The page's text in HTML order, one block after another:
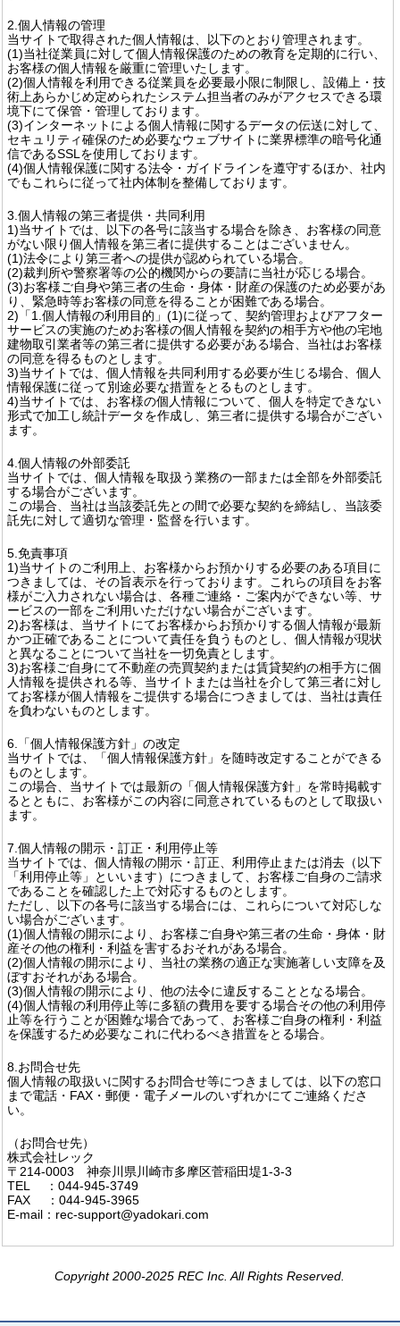
2.個人情報の管理
当サイトで取得された個人情報は、以下のとおり管理されます。
(1)当社従業員に対して個人情報保護のための教育を定期的に行い、
お客様の個人情報を厳重に管理いたします。
(2)個人情報を利用できる従業員を必要最小限に制限し、設備上・技
術上あらかじめ定められたシステム担当者のみがアクセスできる環
境下にて保管・管理しております。
(3)インターネットによる個人情報に関するデータの伝送に対して、
セキュリティ確保のため必要なウェブサイトに業界標準の暗号化通
信であるSSLを使用しております。
(4)個人情報保護に関する法令・ガイドラインを遵守するほか、社内
でもこれらに従って社内体制を整備しております。
3.個人情報の第三者提供・共同利用
1)当サイトでは、以下の各号に該当する場合を除き、お客様の同意
がない限り個人情報を第三者に提供することはございません。
(1)法令により第三者への提供が認められている場合。
(2)裁判所や警察署等の公的機関からの要請に当社が応じる場合。
(3)お客様ご自身や第三者の生命・身体・財産の保護のため必要があ
り、緊急時等お客様の同意を得ることが困難である場合。
2)「1.個人情報の利用目的」(1)に従って、契約管理およびアフター
サービスの実施のためお客様の個人情報を契約の相手方や他の宅地
建物取引業者等の第三者に提供する必要がある場合、当社はお客様
の同意を得るものとします。
3)当サイトでは、個人情報を共同利用する必要が生じる場合、個人
情報保護に従って別途必要な措置をとるものとします。
4)当サイトでは、お客様の個人情報について、個人を特定できない
形式で加工し統計データを作成し、第三者に提供する場合がござい
ます。
4.個人情報の外部委託
当サイトでは、個人情報を取扱う業務の一部または全部を外部委託
する場合がございます。
この場合、当社は当該委託先との間で必要な契約を締結し、当該委
託先に対して適切な管理・監督を行います。
5.免責事項
1)当サイトのご利用上、お客様からお預かりする必要のある項目に
つきましては、その旨表示を行っております。これらの項目をお客
様がご入力されない場合は、各種ご連絡・ご案内ができない等、サ
ービスの一部をご利用いただけない場合がございます。
2)お客様は、当サイトにてお客様からお預かりする個人情報が最新
かつ正確であることについて責任を負うものとし、個人情報が現状
と異なることについて当社を一切免責とします。
3)お客様ご自身にて不動産の売買契約または賃貸契約の相手方に個
人情報を提供される等、当サイトまたは当社を介して第三者に対し
てお客様が個人情報をご提供する場合につきましては、当社は責任
を負わないものとします。
6.「個人情報保護方針」の改定
当サイトでは、「個人情報保護方針」を随時改定することができる
ものとします。
この場合、当サイトでは最新の「個人情報保護方針」を常時掲載す
るとともに、お客様がこの内容に同意されているものとして取扱い
ます。
7.個人情報の開示・訂正・利用停止等
当サイトでは、個人情報の開示・訂正、利用停止または消去（以下
「利用停止等」といいます）につきまして、お客様ご自身のご請求
であることを確認した上で対応するものとします。
ただし、以下の各号に該当する場合には、これらについて対応しな
い場合がございます。
(1)個人情報の開示により、お客様ご自身や第三者の生命・身体・財
産その他の権利・利益を害するおそれがある場合。
(2)個人情報の開示により、当社の業務の適正な実施著しい支障を及
ぼすおそれがある場合。
(3)個人情報の開示により、他の法令に違反することとなる場合。
(4)個人情報の利用停止等に多額の費用を要する場合その他の利用停
止等を行うことが困難な場合であって、お客様ご自身の権利・利益
を保護するため必要なこれに代わるべき措置をとる場合。
8.お問合せ先
個人情報の取扱いに関するお問合せ等につきましては、以下の窓口
まで電話・FAX・郵便・電子メールのいずれかにてご連絡くださ
い。
（お問合せ先）
株式会社レック
〒214-0003 神奈川県川崎市多摩区菅稲田堤1-3-3
TEL ：044-945-3749
FAX ：044-945-3965
E-mail：rec-support@yadokari.com
Copyright 2000-2025 REC Inc. All Rights Reserved.